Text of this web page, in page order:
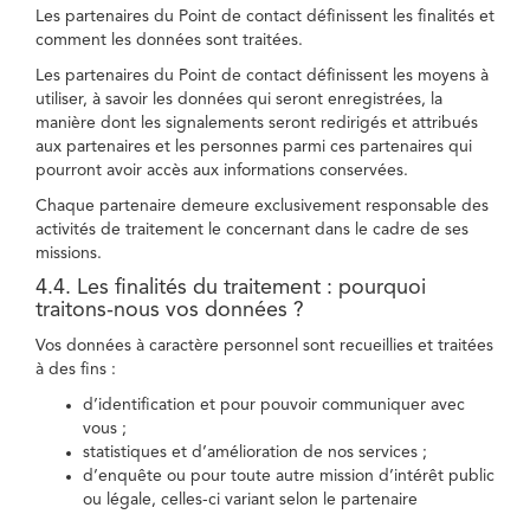
Les partenaires du Point de contact définissent les finalités et
comment les données sont traitées.
Les partenaires du Point de contact définissent les moyens à
utiliser, à savoir les données qui seront enregistrées, la
manière dont les signalements seront redirigés et attribués
aux partenaires et les personnes parmi ces partenaires qui
pourront avoir accès aux informations conservées.
Chaque partenaire demeure exclusivement responsable des
activités de traitement le concernant dans le cadre de ses
missions.
4.4. Les finalités du traitement : pourquoi
traitons-nous vos données ?
Vos données à caractère personnel sont recueillies et traitées
à des fins :
d’identification et pour pouvoir communiquer avec
vous ;
statistiques et d’amélioration de nos services ;
d’enquête ou pour toute autre mission d’intérêt public
ou légale, celles-ci variant selon le partenaire